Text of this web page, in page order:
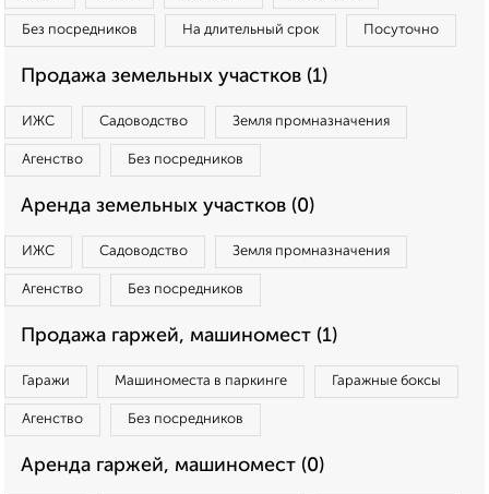
Без посредников На длительный срок Посуточно
Продажа земельных участков (1)
ИЖС Садоводство Земля промназначения
Агенство Без посредников
Аренда земельных участков (0)
ИЖС Садоводство Земля промназначения
Агенство Без посредников
Продажа гаржей, машиномест (1)
Гаражи Машиноместа в паркинге Гаражные боксы
Агенство Без посредников
Аренда гаржей, машиномест (0)